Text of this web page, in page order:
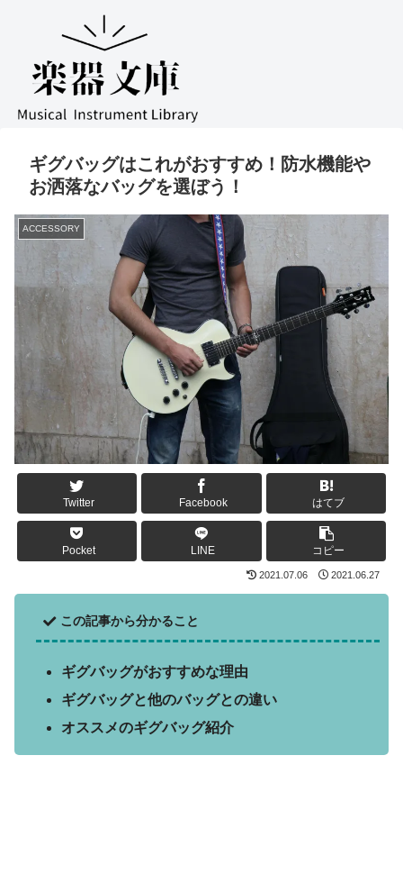
ギグバッグはこれがおすすめ！防水機能や
お洒落なバッグを選ぼう！
ACCESSORY
Twitter Facebook はてブ
Pocket LINE コピー
2021.07.06 2021.06.27
この記事から分かること
ギグバッグがおすすめな理由
ギグバッグと他のバッグとの違い
オススメのギグバッグ紹介